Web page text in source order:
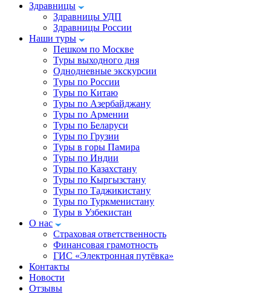
Здравницы
Здравницы УДП
Здравницы России
Наши туры
Пешком по Москве
Туры выходного дня
Однодневные экскурсии
Туры по России
Туры по Китаю
Туры по Азербайджану
Туры по Армении
Туры по Беларуси
Туры по Грузии
Туры в горы Памира
Туры по Индии
Туры по Казахстану
Туры по Кыргызстану
Туры по Таджикистану
Туры по Туркменистану
Туры в Узбекистан
О нас
Страховая ответственность
Финансовая грамотность
ГИС «Электронная путёвка»
Контакты
Новости
Отзывы